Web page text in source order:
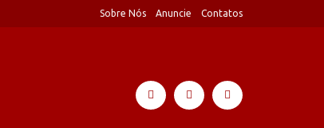
Sobre Nós Anuncie Contatos